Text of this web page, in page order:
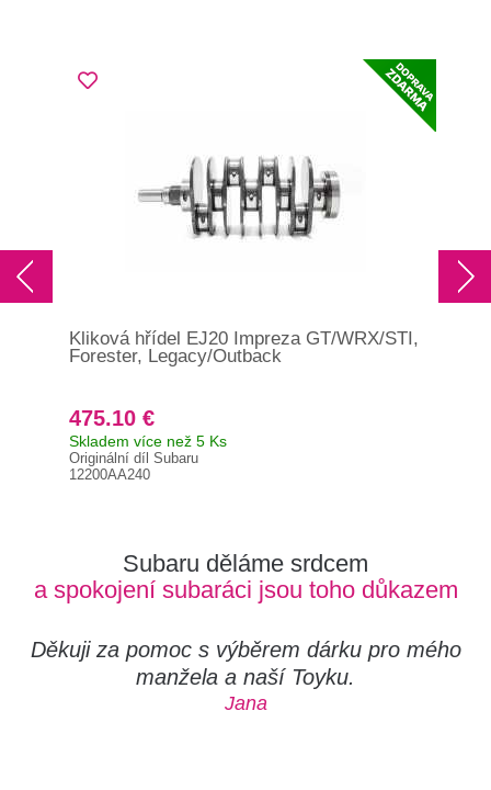
Kliková hřídel EJ20 Impreza GT/WRX/STI,
Forester, Legacy/Outback
475.10 €
Skladem více než 5 Ks
Originální díl Subaru
12200AA240
Subaru děláme srdcem
a spokojení subaráci jsou toho důkazem
Děkuji za pomoc s výběrem dárku pro mého
manžela a naší Toyku.
Jana